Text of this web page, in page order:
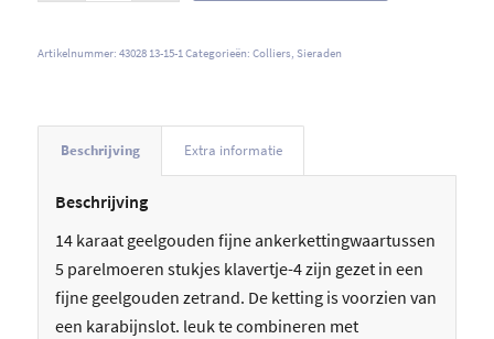
Artikelnummer: 43028 13-15-1 Categorieën: Colliers Sieraden
Beschrijving Extra informatie
Beschrijving
14 karaat geelgouden fijne ankerkettingwaartussen
5 parelmoeren stukjes klavertje-4 zijn gezet in een
fijne geelgouden zetrand. De ketting is voorzien van
een karabijnslot. leuk te combineren met